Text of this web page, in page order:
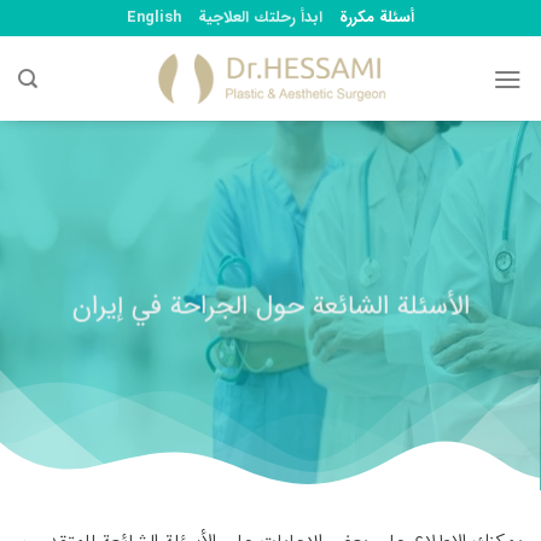
to
content
أسئلة مكررة ابدأ رحلتك العلاجية English
الأسئلة الشائعة حول الجراحة في إيران